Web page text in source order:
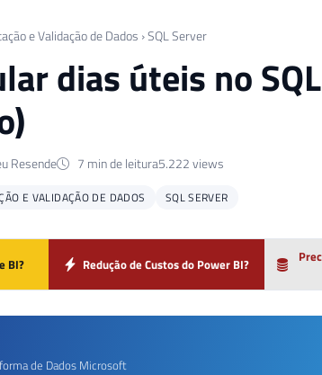
e Validação de Dados ›SQL Server
dias úteis no
Resende 7 min de leitura5.222 views
E VALIDAÇÃO DE DADOS SQL SERVER
BI? Redução de Custos do Power BI?
de Dados Microsoft